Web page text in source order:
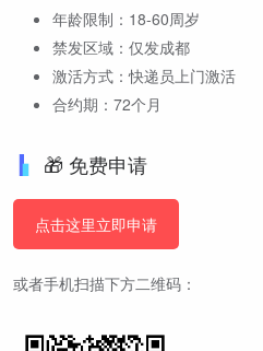
年龄限制：18-60周岁
禁发区域：仅发成都
激活方式：快递员上门激活
合约期：72个月
🎁 免费申请
点击这里立即申请
或者手机扫描下方二维码：